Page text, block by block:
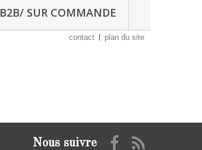
B2B/ SUR COMMANDE
contact plan du site
Nous suivre